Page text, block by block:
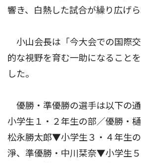
響き、白熱した試合が繰り広げら
小山会長は「今大会での国際
的な視野を育む一助になること
した。
優勝・準優勝の選手は以下の
小学生１・２年生の部／優勝・
松永勝太郎▼小学生３・４年生
淨、準優勝・中川栞奈▼小学生